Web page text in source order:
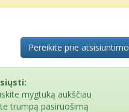
Pereikite prie atsisiuntimo
mygtuką aukščiau
trumpą pasiruošimą